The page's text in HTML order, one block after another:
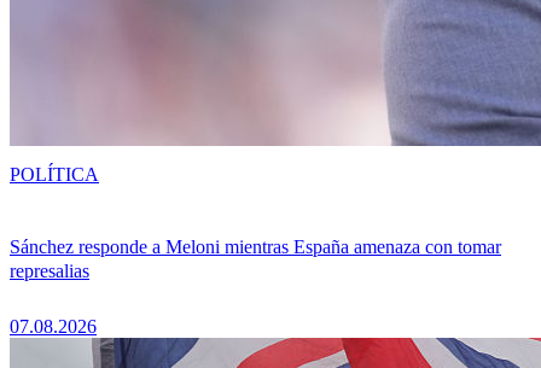
Sánchez responde a Meloni mientras España amenaza con tomar
represalias
07.08.2026
POLÍTICA